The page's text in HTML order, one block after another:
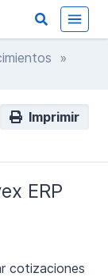
»
Imprimir
ERP
cotizaciones